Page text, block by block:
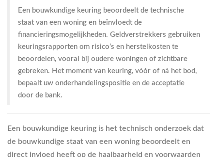
Een bouwkundige keuring beoordeelt de technische
staat van een woning en beïnvloedt de
financieringsmogelijkheden. Geldverstrekkers gebruiken
keuringsrapporten om risico’s en herstelkosten te
beoordelen, vooral bij oudere woningen of zichtbare
gebreken. Het moment van keuring, vóór of ná het bod,
bepaalt uw onderhandelingspositie en de acceptatie
door de bank.
Een bouwkundige keuring is het technisch onderzoek dat
de bouwkundige staat van een woning beoordeelt en
direct invloed heeft op de haalbaarheid en voorwaarden